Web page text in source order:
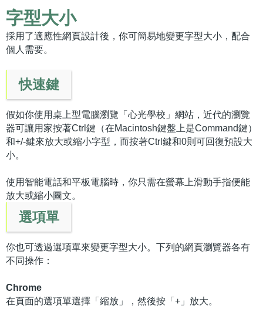
連
結
字型大小
採用了適應性網頁設計後，你可簡易地變更字型大小，配合
個人需要。
快速鍵
假如你使用桌上型電腦瀏覽「心光學校」網站，近代的瀏覽
器可讓用家按著Ctrl鍵（在Macintosh鍵盤上是Command鍵）
和+/-鍵來放大或縮小字型，而按著Ctrl鍵和0則可回復預設大
小。
使用智能電話和平板電腦時，你只需在螢幕上滑動手指便能
放大或縮小圖文。
選項單
你也可透過選項單來變更字型大小。下列的網頁瀏覽器各有
不同操作：
Chrome
在頁面的選項單選擇「縮放」，然後按「+」放大。